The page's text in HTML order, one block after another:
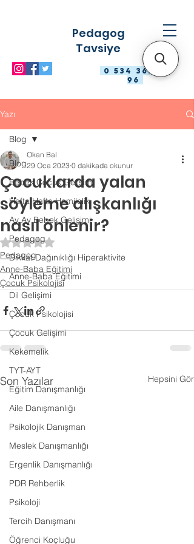
0 534 363 98
96
Pedagog
Tavsiye
Yazı
Blog
Bebek Çocuk Gelişimi
Hafta Hafta Hamilelik
Ay Ay Bebek Gelişimi
Pedagog
Dikkat Dağınıklığı Hiperaktivite
Anne-Baba Eğitimi
Dil Gelişimi
Çocuk Psikolojisi
Çocuk Gelişimi
Kekemelik
TYT-AYT
Eğitim Danışmanlığı
Aile Danışmanlığı
Psikolojik Danışman
Meslek Danışmanlığı
Ergenlik Danışmanlığı
PDR Rehberlik
Psikoloji
Tercih Danışmanı
Öğrenci Koçluğu
Blog
Çocuklarda yalan
söyleme alışkanlığı
nasıl önlenir?
Okan Bal
29 Oca 2023 0 dakikada okunur
5 üzerinden NaN yıldız
Pedagog
Anne-Baba Eğitimi
Çocuk Psikolojisi
Son Yazılar Hepsini Gör